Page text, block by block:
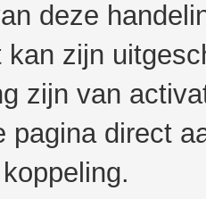
deze
kan zijn
zijn van
pagina direct